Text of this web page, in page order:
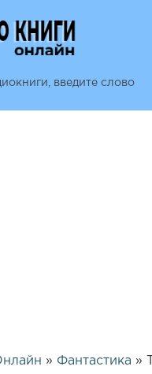
» Фантастика » Тенн